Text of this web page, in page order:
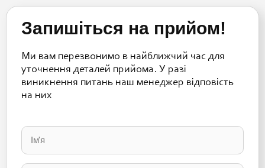
Запишіться на прийом!
Ми вам перезвонимо в найближчий час для
уточнення деталей прийома. У разі
виникнення питань наш менеджер відповість
на них
leave
this
field
empty.